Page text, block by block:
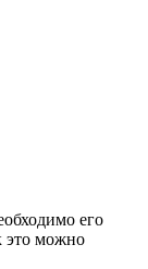
его
это можно